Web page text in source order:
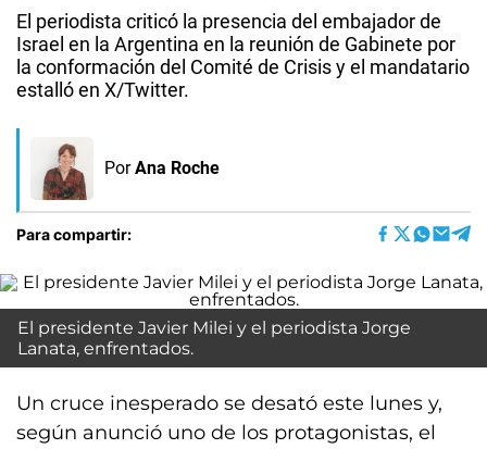
El periodista criticó la presencia del embajador de
Israel en la Argentina en la reunión de Gabinete por
la conformación del Comité de Crisis y el mandatario
estalló en X/Twitter.
Por Ana Roche
Para compartir:
El presidente Javier Milei y el periodista Jorge
Lanata, enfrentados.
Un cruce inesperado se desató este lunes y,
según anunció uno de los protagonistas, el